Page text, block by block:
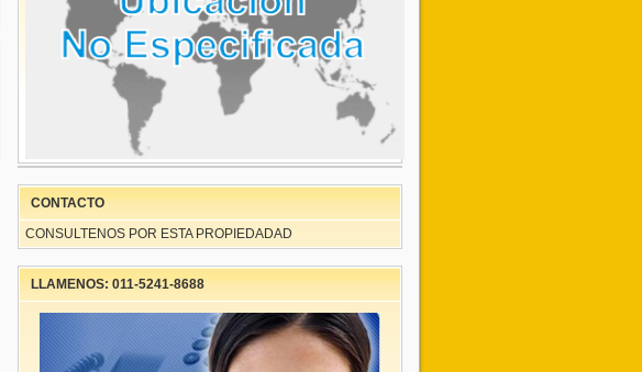
CONTACTO
CONSULTENOS POR ESTA PROPIEDADAD
LLAMENOS: 011-5241-8688